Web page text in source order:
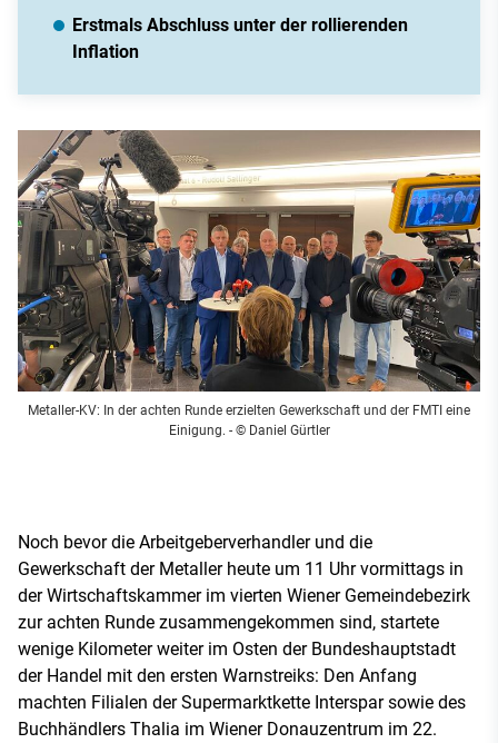
Erstmals Abschluss unter der rollierenden
Inflation
Metaller-KV: In der achten Runde erzielten Gewerkschaft und der FMTI eine
Einigung. - © Daniel Gürtler
Noch bevor die Arbeitgeberverhandler und die
Gewerkschaft der Metaller heute um 11 Uhr vormittags in
der Wirtschaftskammer im vierten Wiener Gemeindebezirk
zur achten Runde zusammengekommen sind, startete
wenige Kilometer weiter im Osten der Bundeshauptstadt
der Handel mit den ersten Warnstreiks: Den Anfang
machten Filialen der Supermarktkette Interspar sowie des
Buchhändlers Thalia im Wiener Donauzentrum im 22.